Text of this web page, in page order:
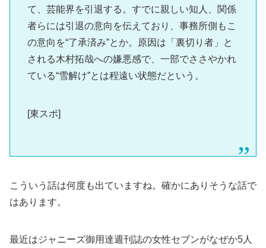
て、芸能界を引退する。すでに親しい知人、関係
者らには引退の意向を伝えており、事務所側もこ
の意向を“了承済み”とか。原因は「裏切り者」と
される木村拓哉への嫌悪感で、一部でささやかれ
ている“雪解け”とは程遠い状態だという。
[東スポ]
こういう話は何度も出ていますね。確かにありそうな話で
はあります。
最近はジャニーズ御用達週刊誌の女性セブンがなぜか5人